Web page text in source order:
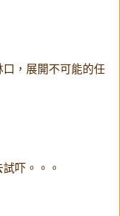
，展開不可能的任
吓。。。